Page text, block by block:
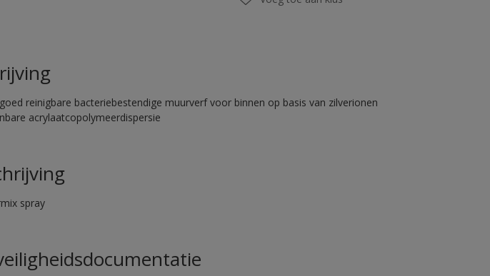
reinigbare bacteriebestendige muurverf voor binnen op basis van zilverionen
acrylaatcopolymeerdispersie
spray